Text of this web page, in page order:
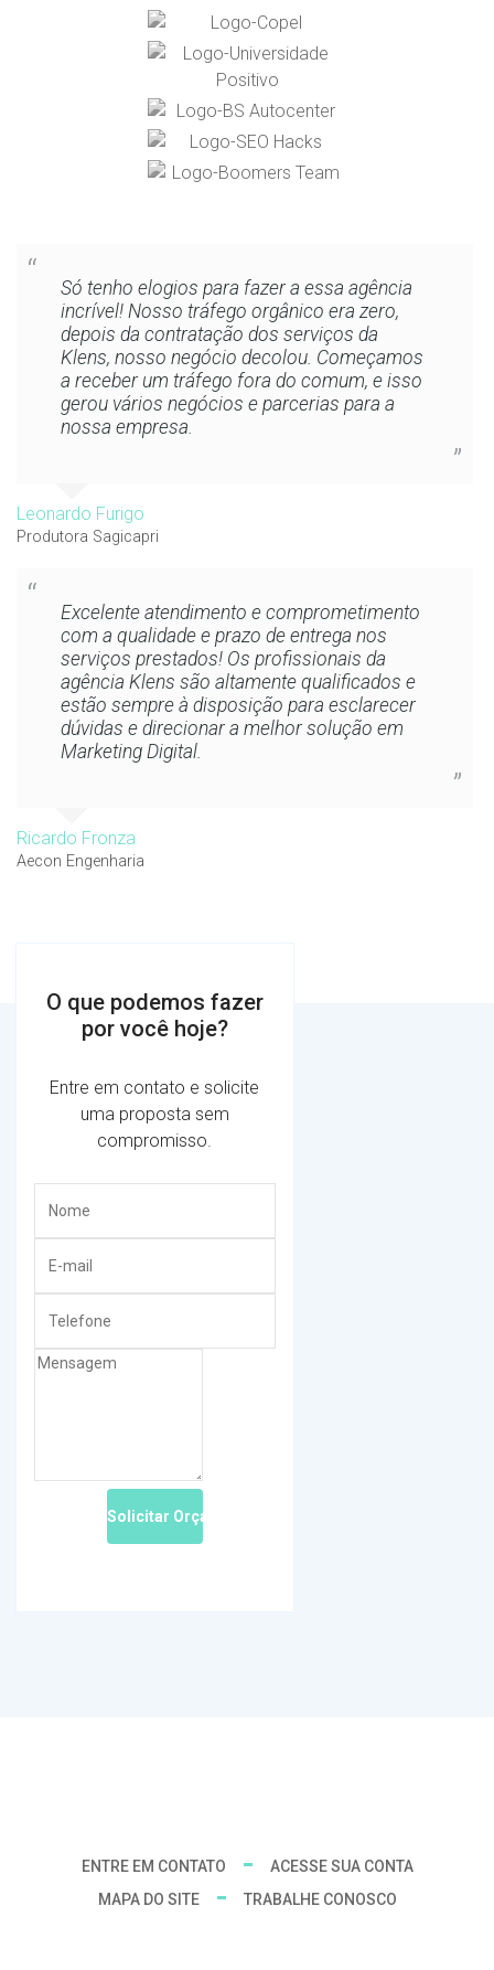
Só tenho elogios para fazer a essa agência
incrível! Nosso tráfego orgânico era zero,
depois da contratação dos serviços da
Klens, nosso negócio decolou. Começamos
a receber um tráfego fora do comum, e isso
gerou vários negócios e parcerias para a
nossa empresa.
Leonardo Furigo
Produtora Sagicapri
Excelente atendimento e comprometimento
com a qualidade e prazo de entrega nos
serviços prestados! Os profissionais da
agência Klens são altamente qualificados e
estão sempre à disposição para esclarecer
dúvidas e direcionar a melhor solução em
Marketing Digital.
Ricardo Fronza
Aecon Engenharia
O que podemos fazer
por você hoje?
Entre em contato e solicite
uma proposta sem
compromisso.
ENTRE EM CONTATO
ACESSE SUA CONTA
MAPA DO SITE
TRABALHE CONOSCO